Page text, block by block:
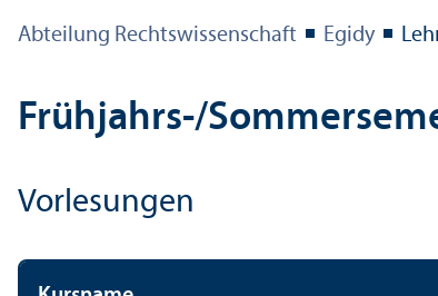
Abteilung Rechts­wissenschaft Egidy
Frühjahrs-/
Vorlesungen